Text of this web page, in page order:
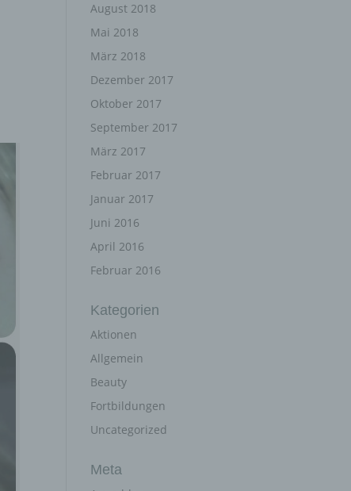
August 2018
Mai 2018
März 2018
Dezember 2017
Oktober 2017
September 2017
März 2017
Februar 2017
Januar 2017
Juni 2016
April 2016
Februar 2016
Kategorien
Aktionen
Allgemein
Beauty
Fortbildungen
Uncategorized
Meta